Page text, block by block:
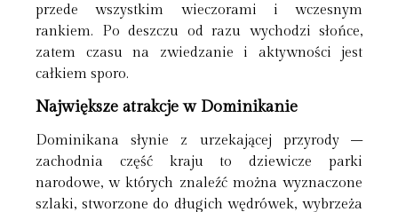
przede wszystkim wieczorami i wczesnym
rankiem. Po deszczu od razu wychodzi słońce,
zatem czasu na zwiedzanie i aktywności jest
całkiem sporo.
Największe atrakcje w Dominikanie
Dominikana słynie z urzekającej przyrody –
zachodnia część kraju to dziewicze parki
narodowe, w których znaleźć można wyznaczone
szlaki, stworzone do długich wędrówek, wybrzeża